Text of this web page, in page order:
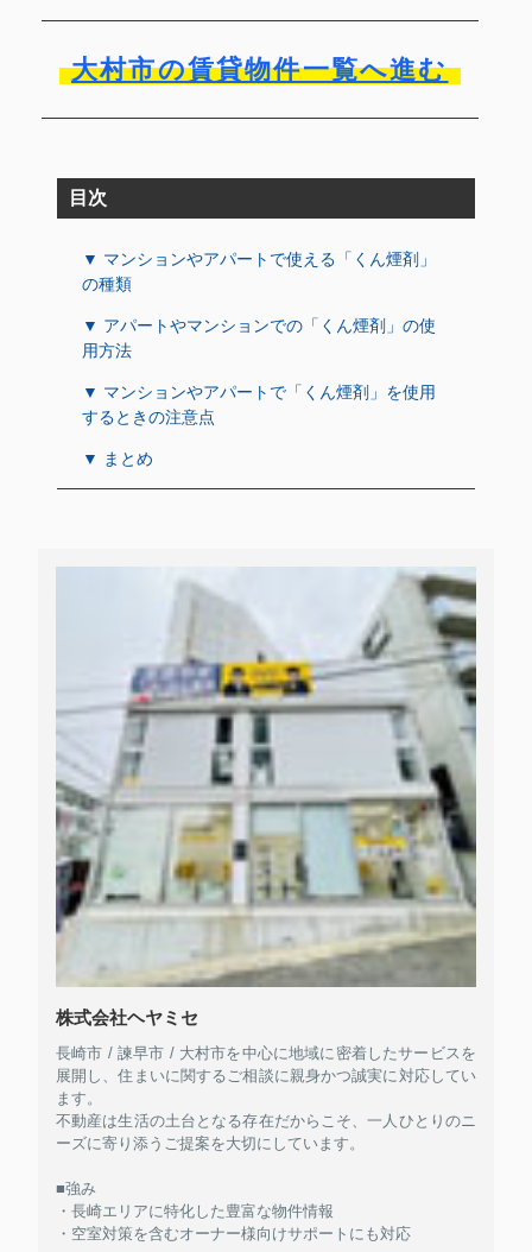
大村市の賃貸物件一覧へ進む
目次
▼ マンションやアパートで使える「くん煙剤」
の種類
▼ アパートやマンションでの「くん煙剤」の使
用方法
▼ マンションやアパートで「くん煙剤」を使用
するときの注意点
▼ まとめ
株式会社ヘヤミセ
長崎市 / 諫早市 / 大村市を中心に地域に密着したサービスを
展開し、住まいに関するご相談に親身かつ誠実に対応してい
ます。
不動産は生活の土台となる存在だからこそ、一人ひとりのニ
ーズに寄り添うご提案を大切にしています。
■強み
・長崎エリアに特化した豊富な物件情報
・空室対策を含むオーナー様向けサポートにも対応